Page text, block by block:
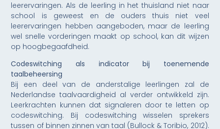
leerervaringen. Als de leerling in het thuisland niet naar
school is geweest en de ouders thuis niet veel
leerervaringen hebben aangeboden, maar de leerling
wel snelle vorderingen maakt op school, kan dit wijzen
op hoogbegaafdheid.
Codeswitching als indicator bij toenemende
taalbeheersing
Bij een deel van de anderstalige leerlingen zal de
Nederlandse taalvaardigheid al verder ontwikkeld zijn.
Leerkrachten kunnen dat signaleren door te letten op
codeswitching. Bij codeswitching wisselen sprekers
tussen of binnen zinnen van taal (Bullock & Toribio, 2012).